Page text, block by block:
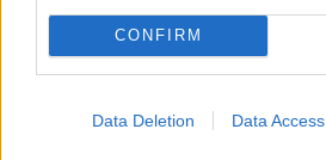
CONFIRM
Data Deletion Data Access